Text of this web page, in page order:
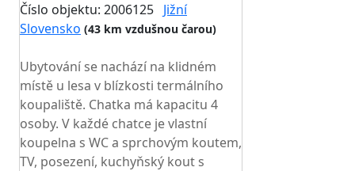
Číslo objektu: 2006125 Jižní
Slovensko (43 km vzdušnou čarou)
Ubytování se nachází na klidném
místě u lesa v blízkosti termálního
koupaliště. Chatka má kapacitu 4
osoby. V každé chatce je vlastní
koupelna s WC a sprchovým koutem,
TV, posezení, kuchyňský kout s